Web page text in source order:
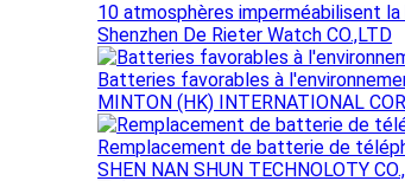
10 atmosphères imperméabilisent
Shenzhen De Rieter Watch CO.,LTD
Batteries favorables à
MINTON (HK) INTERNATIONAL
Remplacement de batterie de
SHEN NAN SHUN TECHNOLOTY